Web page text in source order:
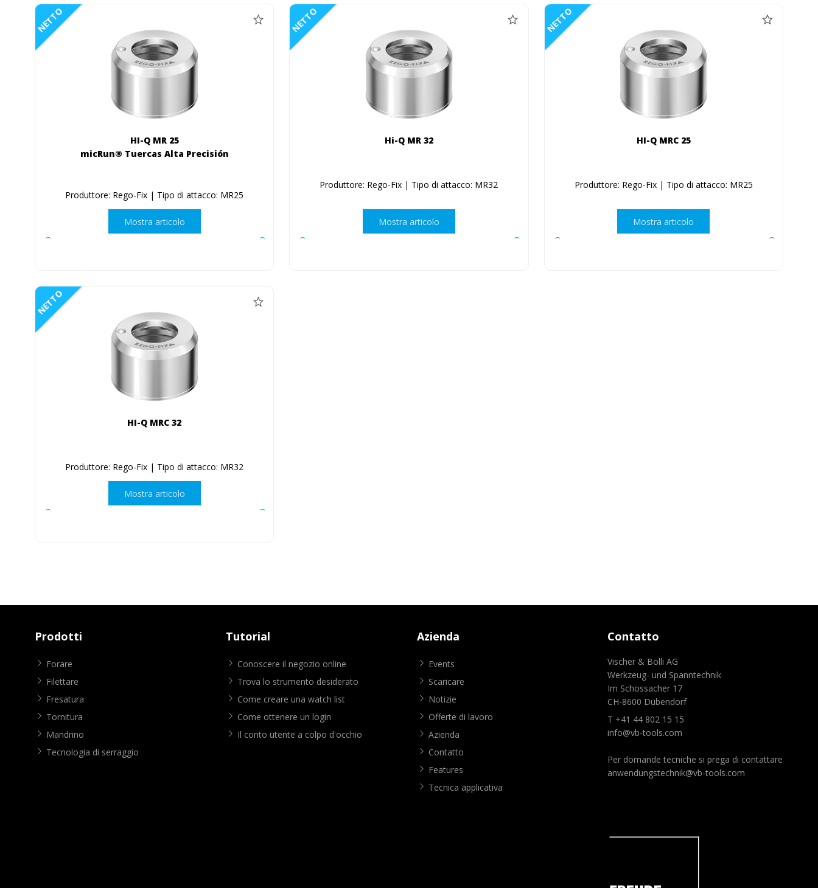
NETTO
HI-Q MR 25
micRun® Tuercas Alta Precisión
Produttore: Rego-Fix | Tipo di attacco: MR25
Mostra articolo
NETTO
Hi-Q MR 32
Produttore: Rego-Fix | Tipo di attacco: MR32
Mostra articolo
NETTO
HI-Q MRC 25
Produttore: Rego-Fix | Tipo di attacco: MR25
Mostra articolo
NETTO
HI-Q MRC 32
Produttore: Rego-Fix | Tipo di attacco: MR32
Mostra articolo
Prodotti
Forare
Filettare
Fresatura
Tornitura
Mandrino
Tecnologia di serraggio
Tutorial
Conoscere il negozio online
Trova lo strumento desiderato
Come creare una watch list
Come ottenere un login
Il conto utente a colpo d'occhio
Azienda
Events
Scaricare
Notizie
Offerte di lavoro
Azienda
Contatto
Features
Tecnica applicativa
Contatto
Vischer & Bolli AG
Werkzeug- und Spanntechnik
Im Schossacher 17
CH-8600 Dübendorf
T +41 44 802 15 15
info@vb-tools.com
Per domande tecniche si prega di contattare
anwendungstechnik@vb-tools.com